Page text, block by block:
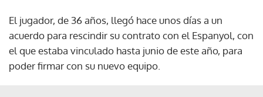
El jugador, de 36 años, llegó hace unos días a un
acuerdo para rescindir su contrato con el Espanyol, con
el que estaba vinculado hasta junio de este año, para
poder firmar con su nuevo equipo.